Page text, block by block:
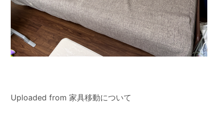
Uploaded from 家具移動について